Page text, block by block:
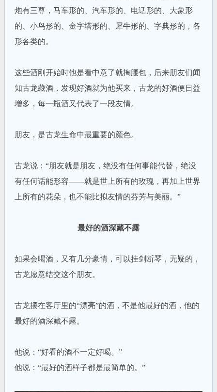
炮有三尊，马车形的、汽车形的、电话形的、大象形
的、小鸟形的、金字塔形的、犀牛形的、字典形的，各
形各类的。
这些酒刚开始时他是看中意了就掏腰包，后来朋友们闻
知古龙藏酒，发现好酒就为他买来，古龙的好酒便日益
增多，每一瓶酒又代表了一段友情。
朋友，是古龙生命中最重要的颜色。
古龙说：“朋友就是朋友，绝没有任何事能代替，绝没
有任何话能形容——就是世上所有的玫瑰，再加上世界
上所有的花朵，也不能比拟友情的芬芳与美丽。”
最好的酒深藏不露
如果会喝酒，又有几分豪情，可以挂剑断琴，无疑的，
古龙愿意结交这个朋友。
古龙摆在客厅里的“漂亮”的酒，不是他最好的酒，他的
最好的酒深藏不露。
他说：“好看的酒不一定好喝。”
他说：“最好的酒样子都是最简单的。”